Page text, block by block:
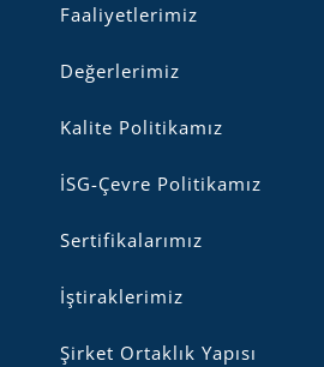
Faaliyetlerimiz
Değerlerimiz
Kalite Politikamız
İSG-Çevre Politikamız
Sertifikalarımız
İştiraklerimiz
Şirket Ortaklık Yapısı